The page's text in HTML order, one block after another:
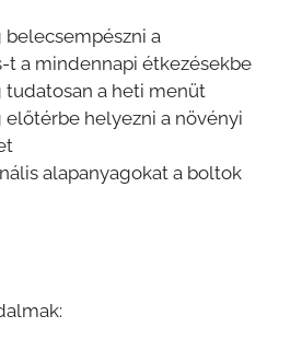
a
t a mindennapi étkezésekbe
tudatosan a heti menüt
előtérbe helyezni a növényi
alapanyagokat a boltok